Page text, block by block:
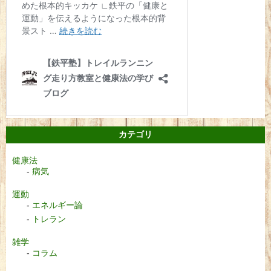
カテゴリ
健康法
病気
運動
エネルギー論
トレラン
雑学
コラム